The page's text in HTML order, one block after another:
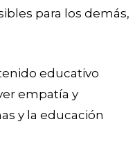
para los demás,
educativo
empatía y
y la educación